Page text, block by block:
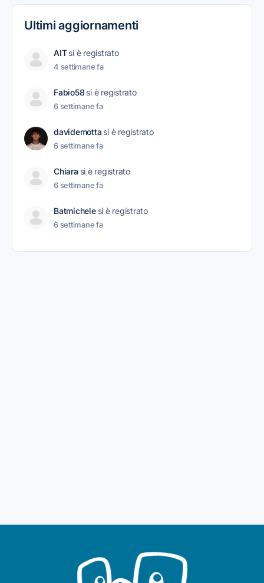
Ultimi aggiornamenti
AIT si è registrato
4 settimane fa
Fabio58 si è registrato
6 settimane fa
davidemotta si è registrato
6 settimane fa
Chiara si è registrato
6 settimane fa
Batmichele si è registrato
6 settimane fa